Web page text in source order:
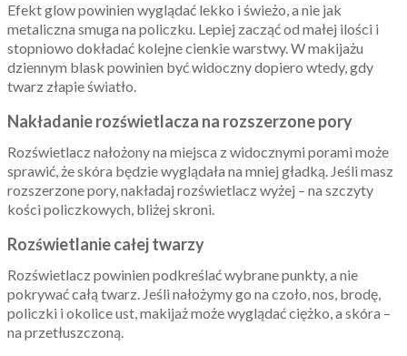
Efekt glow powinien wyglądać lekko i świeżo, a nie jak
metaliczna smuga na policzku. Lepiej zacząć od małej ilości i
stopniowo dokładać kolejne cienkie warstwy. W makijażu
dziennym blask powinien być widoczny dopiero wtedy, gdy
twarz złapie światło.
Nakładanie rozświetlacza na rozszerzone pory
Rozświetlacz nałożony na miejsca z widocznymi porami może
sprawić, że skóra będzie wyglądała na mniej gładką. Jeśli masz
rozszerzone pory, nakładaj rozświetlacz wyżej – na szczyty
kości policzkowych, bliżej skroni.
Rozświetlanie całej twarzy
Rozświetlacz powinien podkreślać wybrane punkty, a nie
pokrywać całą twarz. Jeśli nałożymy go na czoło, nos, brodę,
policzki i okolice ust, makijaż może wyglądać ciężko, a skóra –
na przetłuszczoną.